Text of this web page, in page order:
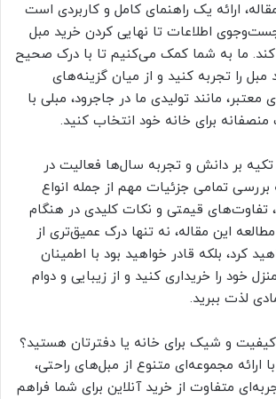
ارائه یک راهنمای کامل و کاربردی است
جست‌وجوی اطلاعات تا نهایی کردن خرید مبل
کند. ما به شما کمک می‌کنیم تا با درک صحیح
مبل را تجربه کنید و از میان گزینه‌های
معتبر، مانند تولیدی ما در جاجرود، مبلی با
برای خانه خود انتخاب کنید.
تکیه بر دانش و تجربه سال‌ها فعالیت در
بررسی تمامی جزئیات مهم از جمله انواع
تفاوت‌های قیمتی و نکات کلیدی در هنگام
این مقاله، نه تنها درک عمیق‌تری از
کرد، بلکه قادر خواهید بود با اطمینان
خود را خریداری کنید و از زیبایی و دوام
لذت ببرید.
و شیک برای خانه یا دفترتان هستید؟
با ارائه مجموعه‌ای متنوع از مبل‌های راحتی،
متفاوت از خرید آنلاین برای شما فراهم